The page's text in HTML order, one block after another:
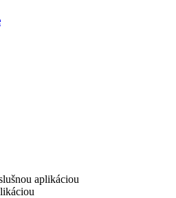
aplikáciou